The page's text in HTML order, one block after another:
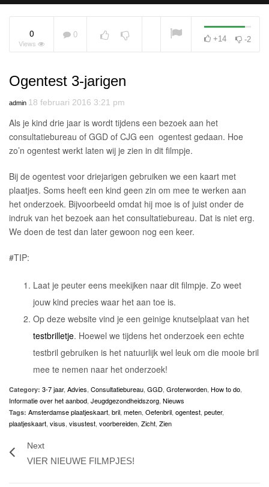
0
Views
0 +14 -2
Ogentest 3-jarigen
admin 18 februari 2016 3:21 pm
Als je kind drie jaar is wordt tijdens een bezoek aan het
consultatiebureau of GGD of CJG een ogentest gedaan. Hoe
zo’n ogentest werkt laten wij je zien in dit filmpje.
Bij de ogentest voor driejarigen gebruiken we een kaart met
plaatjes. Soms heeft een kind geen zin om mee te werken aan
het onderzoek. Bijvoorbeeld omdat hij moe is of juist onder de
indruk van het bezoek aan het consultatiebureau. Dat is niet erg.
We doen de test dan later gewoon nog een keer.
#TIP:
Laat je peuter eens meekijken naar dit filmpje. Zo weet
jouw kind precies waar het aan toe is.
Op deze website vind je een geinige knutselplaat van het
testbrilletje. Hoewel we tijdens het onderzoek een echte
testbril gebruiken is het natuurlijk wel leuk om die mooie bril
mee te nemen naar het onderzoek!
Category: 3-7 jaar, Advies, Consultatiebureau, GGD, Groterworden, How to do,
Informatie over het aanbod, Jeugdgezondheidszorg, Nieuws
Tags: Amsterdamse plaatjeskaart, bril, meten, Oefenbril, ogentest, peuter,
plaatjeskaart, visus, visustest, voorbereiden, Zicht, Zien
Next
VIER NIEUWE FILMPJES!